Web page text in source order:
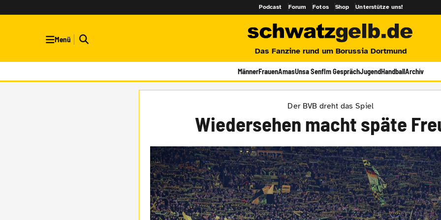
Podcast Forum Fotos Shop Unterstütze uns!
Menü
Das Fanzine rund um Borussia Dortmund
MännerFrauenAmasUnsa SenfIm GesprächJugendHandballArchiv
Der BVB dreht das Spiel
Wiedersehen macht späte